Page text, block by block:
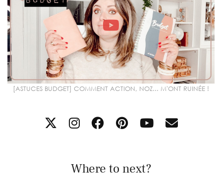
[ASTUCES BUDGET] COMMENT ACTION, NOZ... M'ONT RUINÉE !
Where to next?